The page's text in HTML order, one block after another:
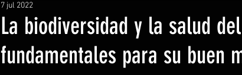
La biodiversidad y la salud
fundamentales para su buen
7 jul 2022